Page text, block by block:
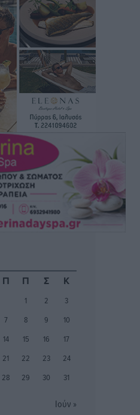
Επιτροπής Ρόδου
νέο απόκτημα ο
στο γήπεδο,
Λαζίδη
βήμα προόδου η ίδρυση
στο μέλλον
Π Π Σ Κ
1 2
3
7 8 9
10
14 15 16
17
21 22 23
24
28 29 30 31
Ιούν »